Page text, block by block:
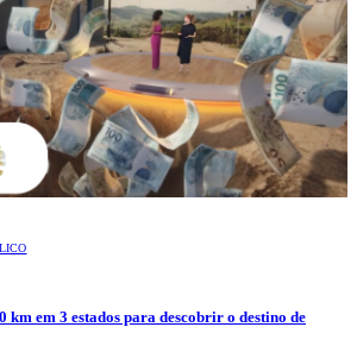
km em 3 estados para descobrir o destino de